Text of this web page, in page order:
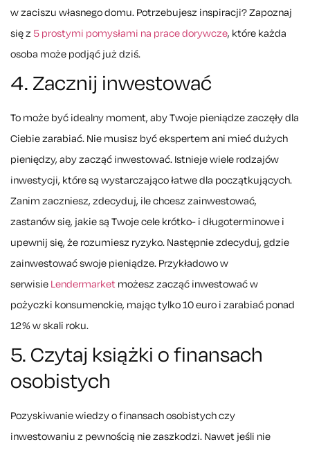
w zaciszu własnego domu. Potrzebujesz inspiracji? Zapoznaj
się z5 prostymi pomysłami na prace dorywcze, które każda
osoba może podjąć już dziś.
4. Zacznij inwestować
To może być idealny moment, aby Twoje pieniądze zaczęły dla
Ciebie zarabiać. Nie musisz być ekspertem ani mieć dużych
pieniędzy, aby zacząć inwestować. Istnieje wiele rodzajów
inwestycji, które są wystarczająco łatwe dla początkujących.
Zanim zaczniesz, zdecyduj, ile chcesz zainwestować,
zastanów się, jakie są Twoje cele krótko- i długoterminowe i
upewnij się, że rozumiesz ryzyko. Następnie zdecyduj, gdzie
zainwestować swoje pieniądze. Przykładowo w
serwisieLendermarketmożesz zacząć inwestować w
pożyczki konsumenckie, mając tylko 10 euro i zarabiać ponad
12% w skali roku.
5. Czytaj książki o finansach
osobistych
Pozyskiwanie wiedzy o finansach osobistych czy
inwestowaniu z pewnością nie zaszkodzi. Nawet jeśli nie